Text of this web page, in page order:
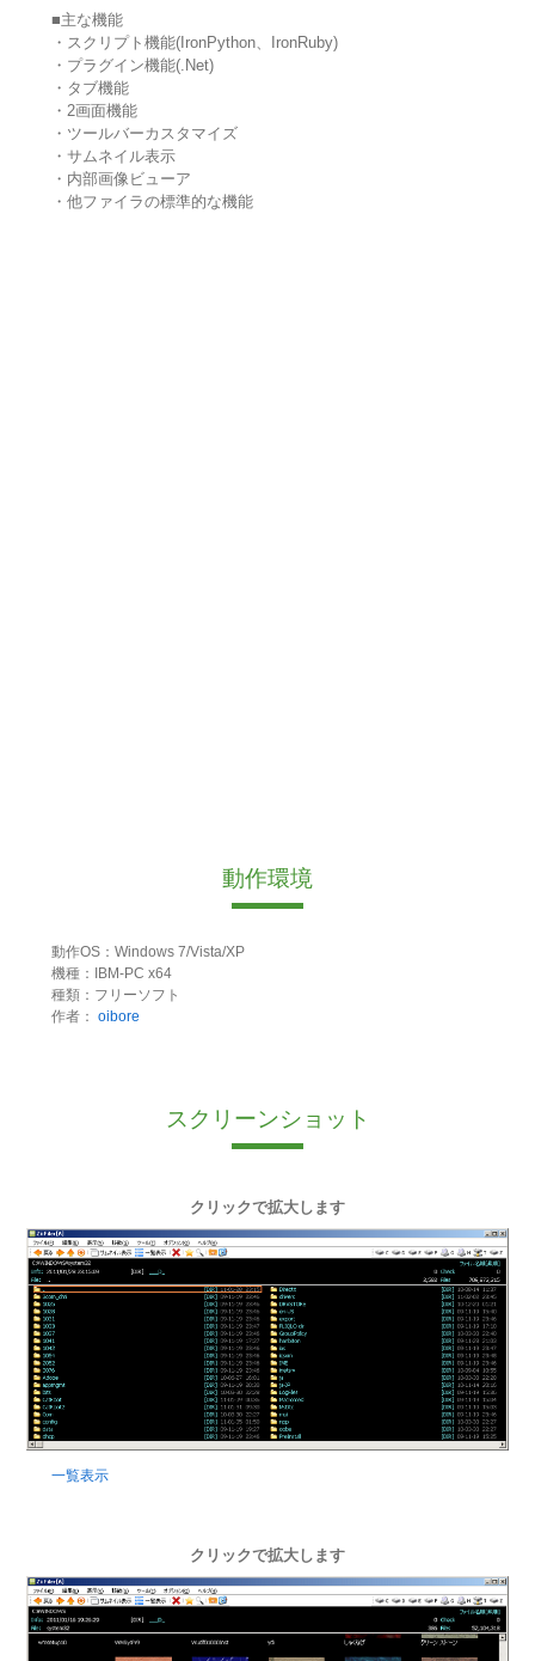
■主な機能
・スクリプト機能(IronPython、IronRuby)
・プラグイン機能(.Net)
・タブ機能
・2画面機能
・ツールバーカスタマイズ
・サムネイル表示
・内部画像ビューア
・他ファイラの標準的な機能
動作環境
動作OS：Windows 7/Vista/XP
機種：IBM-PC x64
種類：フリーソフト
作者： oibore
スクリーンショット
クリックで拡大します
一覧表示
クリックで拡大します